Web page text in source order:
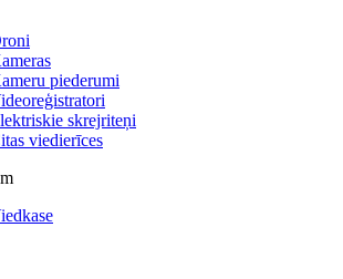
piederumi
skrejriteņi
viedierīces